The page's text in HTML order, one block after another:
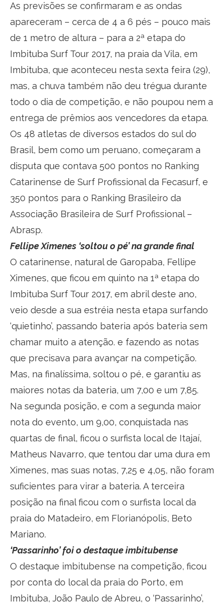
As previsões se confirmaram e as ondas
apareceram – cerca de 4 a 6 pés – pouco mais
de 1 metro de altura – para a 2ª etapa do
Imbituba Surf Tour 2017, na praia da Vila, em
Imbituba, que aconteceu nesta sexta feira (29),
mas, a chuva também não deu trégua durante
todo o dia de competição, e não poupou nem a
entrega de prêmios aos vencedores da etapa.
Os 48 atletas de diversos estados do sul do
Brasil, bem como um peruano, começaram a
disputa que contava 500 pontos no Ranking
Catarinense de Surf Profissional da Fecasurf, e
350 pontos para o Ranking Brasileiro da
Associação Brasileira de Surf Profissional –
Abrasp.
Fellipe Ximenes ‘soltou o pé’ na grande final
O catarinense, natural de Garopaba, Fellipe
Ximenes, que ficou em quinto na 1ª etapa do
Imbituba Surf Tour 2017, em abril deste ano,
veio desde a sua estréia nesta etapa surfando
‘quietinho’, passando bateria após bateria sem
chamar muito a atenção. e fazendo as notas
que precisava para avançar na competição.
Mas, na finalíssima, soltou o pé, e garantiu as
maiores notas da bateria, um 7,00 e um 7,85.
Na segunda posição, e com a segunda maior
nota do evento, um 9,00, conquistada nas
quartas de final, ficou o surfista local de Itajaí,
Matheus Navarro, que tentou dar uma dura em
Ximenes, mas suas notas, 7,25 e 4,05, não foram
suficientes para virar a bateria. A terceira
posição na final ficou com o surfista local da
praia do Matadeiro, em Florianópolis, Beto
Mariano.
‘Passarinho’ foi o destaque imbitubense
O destaque imbitubense na competição, ficou
por conta do local da praia do Porto, em
Imbituba, João Paulo de Abreu, o ‘Passarinho’,